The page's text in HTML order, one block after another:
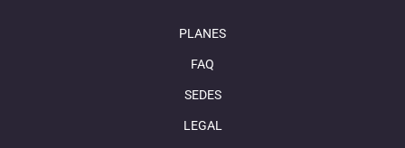
PLANES
FAQ
SEDES
LEGAL